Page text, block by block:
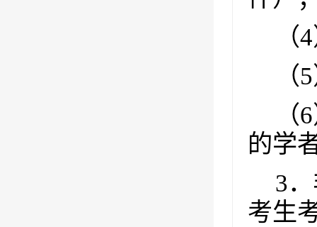
（4
（5
（6
的学
3
考生